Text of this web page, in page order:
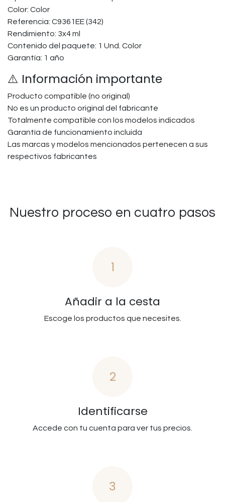
Color: Color
Referencia: C9361EE (342)
Rendimiento: 3x4 ml
Contenido del paquete: 1 Und. Color
Garantía: 1 año
⚠️ Información importante
Producto compatible (no original)
No es un producto original del fabricante
Totalmente compatible con los modelos indicados
Garantía de funcionamiento incluida
Las marcas y modelos mencionados pertenecen a sus
respectivos fabricantes
Nuestro proceso en cuatro pasos
1
Añadir a la cesta
Escoge los productos que necesites.
2
Identificarse
Accede con tu cuenta para ver tus precios.
3